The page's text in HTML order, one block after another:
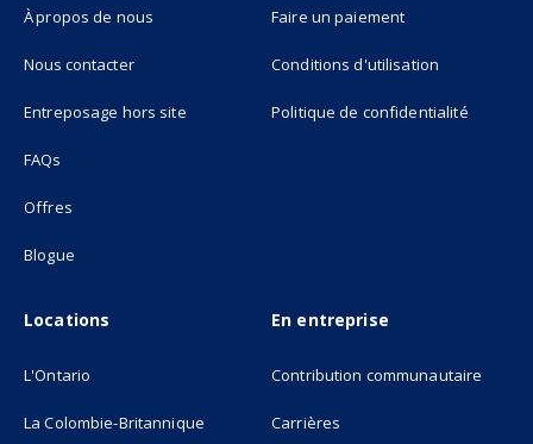
À propos de nous
Nous contacter
Entreposage hors site(opens in new tab)
FAQs
Offres
Blogue
Faire un paiement
Conditions d'utilisation
Politique de confidentialité
Locations
L'Ontario
La Colombie-Britannique
En entreprise
Contribution communautaire
Carrières